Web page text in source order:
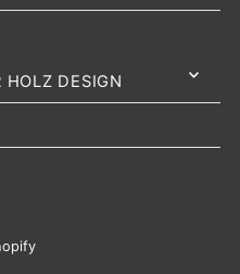
HOLZ DESIGN